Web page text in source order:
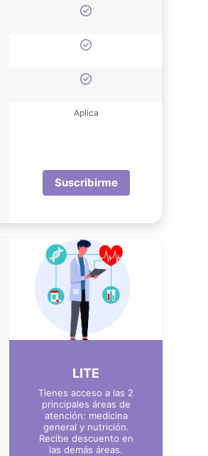
Aplica
Suscribirme
LITE
Tienes acceso a las 2
principales áreas de
atención: medicina
general y nutrición.
Recibe descuento en
las demás áreas.